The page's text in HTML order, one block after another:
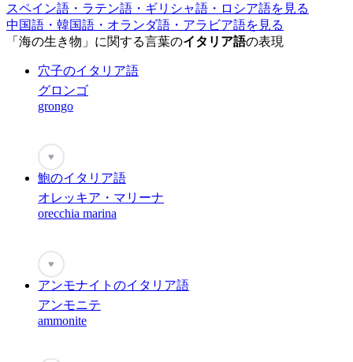
スペイン語・ラテン語・ギリシャ語・ロシア語を見る
中国語・韓国語・オランダ語・アラビア語を見る
「海の生き物」に関する言葉のイタリア語の表現
穴子のイタリア語
グロンゴ
grongo
♥
鮑のイタリア語
オレッキア・マリーナ
orecchia marina
♥
アンモナイトのイタリア語
アンモニテ
ammonite